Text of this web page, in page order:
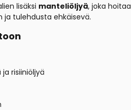
lisäksi manteliöljyä, joka
ja tulehdusta ehkäisevä.
risiiniöljyä